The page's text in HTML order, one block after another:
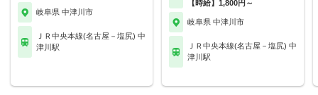
岐阜県 中津川市
ＪＲ中央本線(名古屋－塩尻) 中
津川駅
【時給】1,800円～
岐阜県 中津川市
ＪＲ中央本線(名古屋－塩尻) 中
津川駅